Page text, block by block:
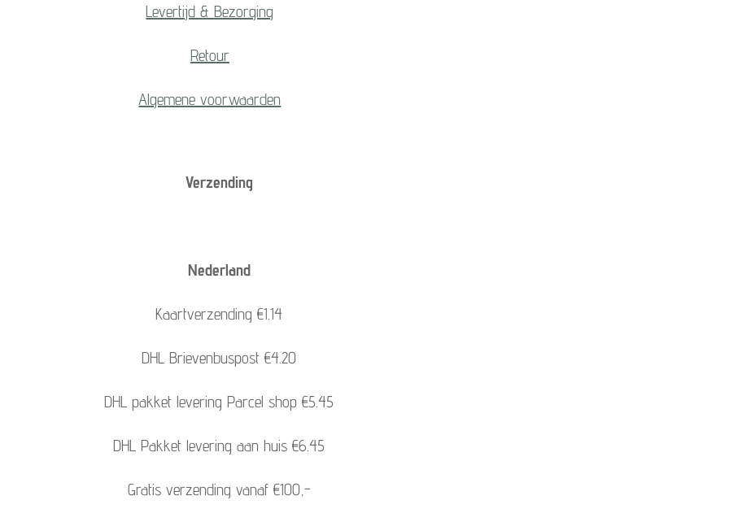
Levertijd & Bezorging
Retour
Algemene voorwaarden
Verzending
Nederland
Kaartverzending €1.14
DHL Brievenbuspost €4.20
DHL pakket levering Parcel shop €5.45
DHL Pakket levering aan huis €6.45
Gratis verzending vanaf €100,-